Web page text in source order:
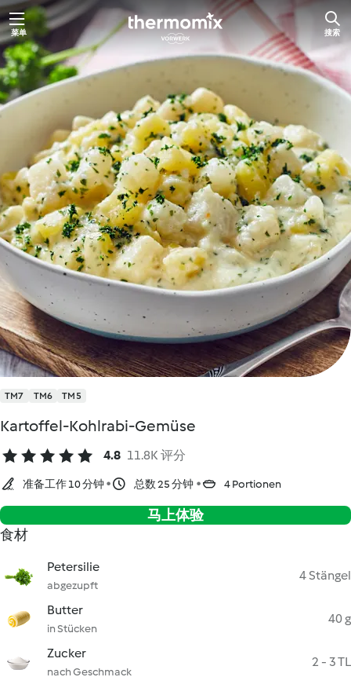
跳
至
内
容
菜单 搜索
TM7 TM6 TM5
Kartoffel-Kohlrabi-Gemüse
4.8 11.8K 评分
准备工作 10 分钟 总数 25 分钟 4 Portionen
马上体验
食材
Petersilie
abgezupft
4 Stängel
Butter
in Stücken
40 g
Zucker
nach Geschmack
2 - 3 TL